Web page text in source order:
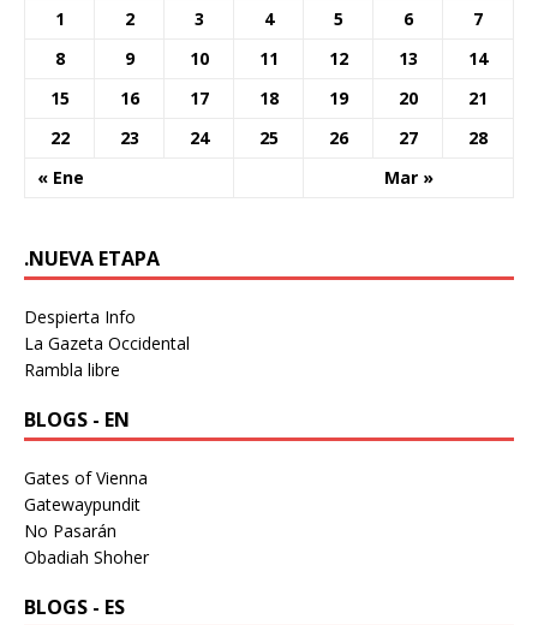
« Ene Mar »
1 2 3 4 5 6
7
8
9 10 11 12 13
14
15
16 17 18 19 20
21
22
23 24 25 26 27 28
.NUEVA ETAPA
Despierta Info
La Gazeta Occidental
Rambla libre
BLOGS - EN
Gates of Vienna
Gatewaypundit
No Pasarán
Obadiah Shoher
BLOGS - ES